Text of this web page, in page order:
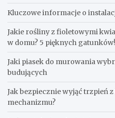
Kluczowe informacje o
Jakie rośliny z fioletowymi
w domu? 5 pięknych gatunków!
Jaki piasek do murowania
budujących
Jak bezpiecznie wyjąć trzpień
mechanizmu?